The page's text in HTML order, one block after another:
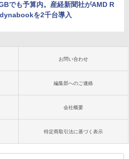
でも予算内。産経新聞社がAMD R
を2千台導入
お問い合わせ
編集部へのご連絡
会社概要
特定商取引法に基づく表示